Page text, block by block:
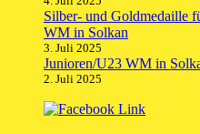
Silber- und Goldmedaille
WM in Solkan
3. Juli 2025
Junioren/U23 WM in
2. Juli 2025